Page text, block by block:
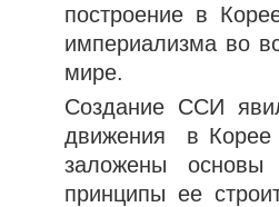
построение в
империализма во
мире.
Создание ССИ
движения в Корее
заложены
принципы ее